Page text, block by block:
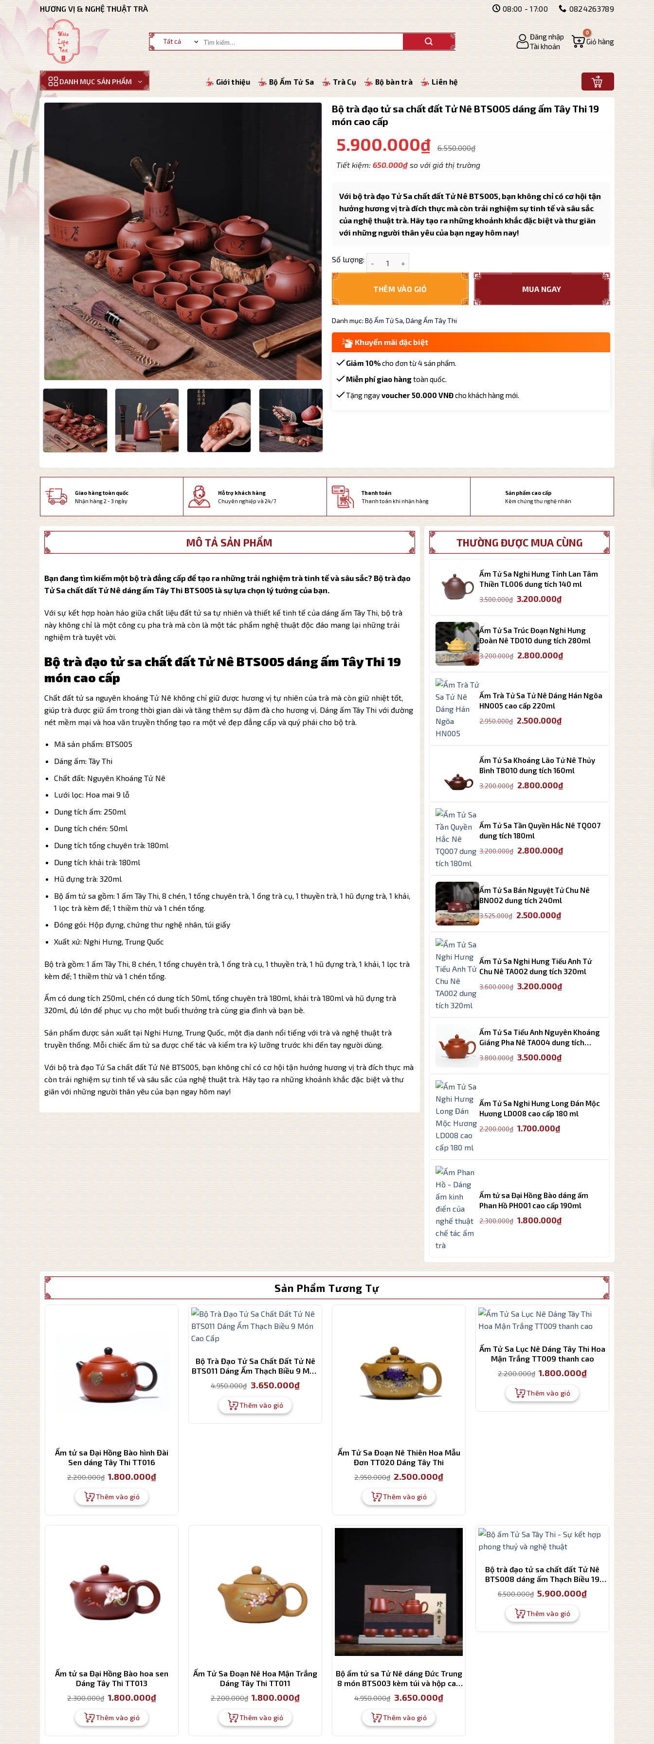
qua
nội
HƯƠNG VỊ & NGHỆ THUẬT TRÀ 08:00 - 17:00 0824263789
kiếm:
Đăng nhập
Tài khoản
Giỏ hàng
DANH MỤC SẢN PHẨM Giới thiệu Bộ Ấm Tử Sa Trà Cụ Bộ bàn trà Liên hệ
Bộ trà đạo tử sa chất đất Tử Nê BTS005 dáng ấm Tây Thi 19
món cao cấp
5.900.000₫ 6.550.000₫
Tiết kiệm: 650.000₫so với giá thị trường
Với bộ trà đạo Tử Sa chất đất Tử Nê BTS005, bạn không chỉ có cơ hội tận
hưởng hương vị trà đích thực mà còn trải nghiệm sự tinh tế và sâu sắc
của nghệ thuật trà. Hãy tạo ra những khoảnh khắc đặc biệt và thư giãn
với những người thân yêu của bạn ngay hôm nay!
Số lượng:
THÊM VÀO GIỎ MUA NGAY
Danh mục: Bộ Ấm Tử Sa, Dáng Ấm Tây Thi
Khuyến mãi đặc biệt
Giảm 10%cho đơn từ 4 sản phẩm.
Miễn phí giao hàngtoàn quốc.
Tặng ngayvoucher 50.000 VNĐcho khách hàng mới.
Giao hàng toàn quốc
Nhận hàng 2 - 3 ngày
Hỗ trợ khách hàng
Chuyên nghiệp và 24/7
Thanh toán
Thanh toán khi nhận hàng
Sản phẩm cao cấp
Kèm chứng thư nghệ nhân
MÔ TẢ SẢN PHẨM
Bạn đang tìm kiếm một bộ trà đẳng cấp để tạo ra những trải nghiệm trà tinh tế và sâu sắc? Bộ trà đạo
Tử Sa chất đất Tử Nê dáng ấm Tây Thi BTS005 là sự lựa chọn lý tưởng của bạn.
Với sự kết hợp hoàn hảo giữa chất liệu đất tử sa tự nhiên và thiết kế tinh tế của dáng ấm Tây Thi, bộ trà
này không chỉ là một công cụ pha trà mà còn là một tác phẩm nghệ thuật độc đáo mang lại những trải
nghiệm trà tuyệt vời.
Bộ trà đạo tử sa chất đất Tử Nê BTS005 dáng ấm Tây Thi 19
món cao cấp
Chất đất tử sa nguyên khoáng Tử Nê không chỉ giữ được hương vị tự nhiên của trà mà còn giữ nhiệt tốt,
giúp trà được giữ ấm trong thời gian dài và tăng thêm sự đậm đà cho hương vị. Dáng ấm Tây Thi với đường
nét mềm mại và hoa văn truyền thống tạo ra một vẻ đẹp đẳng cấp và quý phái cho bộ trà.
Mã sản phẩm: BTS005
Dáng ấm: Tây Thi
Chất đất: Nguyên Khoáng Tử Nê
Lưới lọc: Hoa mai 9 lỗ
Dung tích ấm: 250ml
Dung tích chén: 50ml
Dung tích tống chuyên trà: 180ml
Dung tích khải trà: 180ml
Hũ đựng trà: 320ml
Bộ ấm tử sa gồm: 1 ấm Tây Thi, 8 chén, 1 tống chuyên trà, 1 ống trà cụ, 1 thuyền trà, 1 hũ đựng trà, 1 khải,
1 lọc trà kèm đế; 1 thiềm thừ và 1 chén tống.
Đóng gói: Hộp đựng, chứng thư nghệ nhân, túi giấy
Xuất xứ: Nghi Hưng, Trung Quốc
Bộ trà gồm: 1 ấm Tây Thi, 8 chén, 1 tống chuyên trà, 1 ống trà cụ, 1 thuyền trà, 1 hũ đựng trà, 1 khải, 1 lọc trà
kèm đế; 1 thiềm thừ và 1 chén tống.
Ấm có dung tích 250ml, chén có dung tích 50ml, tống chuyên trà 180ml, khải trà 180ml và hũ đựng trà
320ml, đủ lớn để phục vụ cho một buổi thưởng trà cùng gia đình và bạn bè.
Sản phẩm được sản xuất tại Nghi Hưng, Trung Quốc, một địa danh nổi tiếng với trà và nghệ thuật trà
truyền thống. Mỗi chiếc ấm tử sa được chế tác và kiểm tra kỹ lưỡng trước khi đến tay người dùng.
Với bộ trà đạo Tử Sa chất đất Tử Nê BTS005, bạn không chỉ có cơ hội tận hưởng hương vị trà đích thực mà
còn trải nghiệm sự tinh tế và sâu sắc của nghệ thuật trà. Hãy tạo ra những khoảnh khắc đặc biệt và thư
giãn với những người thân yêu của bạn ngay hôm nay!
THƯỜNG ĐƯỢC MUA CÙNG
Ấm Tử Sa Nghi Hưng Tỉnh Lan Tâm
Thiền TL006 dung tích 140 ml
3.500.000₫ Giá
3.500.000₫.
3.200.000₫Giá
là:
3.200.000₫.
Ấm Tử Sa Trúc Đoạn Nghi Hưng
Đoàn Nê TD010 dung tích 280ml
3.200.000₫ Giá
2.800.000₫Giá
2.800.000₫.
Ấm Trà Tử Sa Tử Nê Dáng Hán Ngõa
HN005 cao cấp 220ml
2.950.000₫ Giá
2.500.000₫Giá
2.500.000₫.
Ấm Tử Sa Khoáng Lão Tử Nê Thủy
Bình TB010 dung tích 160ml
3.200.000₫ Giá
2.800.000₫Giá
2.800.000₫.
Ấm Tử Sa Tần Quyền Hắc Nê TQ007
dung tích 180ml
3.200.000₫ Giá
2.800.000₫Giá
2.800.000₫.
Ấm Tử Sa Bán Nguyệt Tử Chu Nê
BN002 dung tích 240ml
3.525.000₫ Giá
2.500.000₫Giá
2.500.000₫.
Ấm Tử Sa Nghi Hưng Tiếu Anh Tử
Chu Nê TA002 dung tích 320ml
3.600.000₫ Giá
3.200.000₫Giá
Ấm Tử Sa Tiếu Anh Nguyên Khoáng
Giáng Pha Nê TA004 dung tích
3.800.000₫ Giá
3.500.000₫Giá
Ấm Tử Sa Nghi Hưng Long Đán Mộc
Hương LD008 cao cấp 180 ml
2.200.000₫ Giá
1.700.000₫Giá
Ấm tử sa Đại Hồng Bào dáng ấm
Phan Hồ PH001 cao cấp 190ml
2.300.000₫ Giá
1.800.000₫Giá
1.800.000₫.
Sản Phẩm Tương Tự
Ấm tử sa Đại Hồng Bào hình Đài
Sen dáng Tây Thi TT016
2.200.000₫ Giá
gốc
2.200.000₫.
1.800.000₫Giá
Thêm vào giỏ
Bộ Trà Đạo Tử Sa Chất Đất Tử Nê
BTS011 Dáng Ấm Thạch Biều 9 Món
Cao Cấp
4.950.000₫ Giá
gốc
4.950.000₫.
3.650.000₫Giá
hiện
Thêm vào giỏ
Ấm Tử Sa Đoạn Nê Thiên Hoa Mẫu
Đơn TT020 Dáng Tây Thi
2.950.000₫ Giá
gốc
2.950.000₫.
2.500.000₫Giá
Thêm vào giỏ
Ấm Tử Sa Lục Nê Dáng Tây Thi Hoa
Mận Trắng TT009 thanh cao
2.200.000₫ Giá
gốc
2.200.000₫.
1.800.000₫Giá
Thêm vào giỏ
Ấm tử sa Đại Hồng Bào hoa sen
Dáng Tây Thi TT013
2.300.000₫ Giá
gốc
2.300.000₫.
1.800.000₫Giá
hiện
Thêm vào giỏ
Ấm Tử Sa Đoạn Nê Hoa Mận Trắng
Dáng Tây Thi TT011
2.200.000₫ Giá
gốc
2.200.000₫.
1.800.000₫Giá
Thêm vào giỏ
Bộ ấm tử sa Tử Nê dáng Đức Trung
8 món BTS003 kèm túi và hộp cao
4.950.000₫ Giá
gốc
4.950.000₫.
3.650.000₫Giá
hiện
Thêm vào giỏ
Bộ trà đạo tử sa chất đất Tử Nê
BTS008 dáng ấm Thạch Biều 19
món cao cấp
6.500.000₫ Giá
gốc
6.500.000₫.
5.900.000₫Giá
Thêm vào giỏ